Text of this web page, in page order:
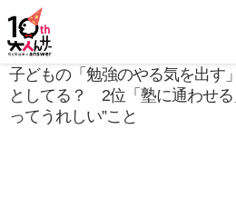
子どもの「勉強のやる気を出す
としてる？ 2位「塾に通わせ
ってうれしい”こと